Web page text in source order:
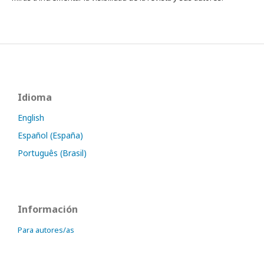
Idioma
English
Español (España)
Português (Brasil)
Información
Para autores/as